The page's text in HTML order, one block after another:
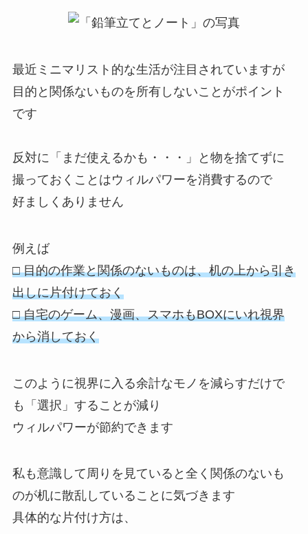
最近ミニマリスト的な生活が注目されていますが
目的と関係ないものを所有しないことがポイント
です
反対に「まだ使えるかも・・・」と物を捨てずに
撮っておくことはウィルパワーを消費するので
好ましくありません
例えば
□ 目的の作業と関係のないものは、机の上から引き
出しに片付けておく
□ 自宅のゲーム、漫画、スマホもBOXにいれ視界
から消しておく
このように視界に入る余計なモノを減らすだけで
も「選択」することが減り
ウィルパワーが節約できます
私も意識して周りを見ていると全く関係のないも
のが机に散乱していることに気づきます
具体的な片付け方は、